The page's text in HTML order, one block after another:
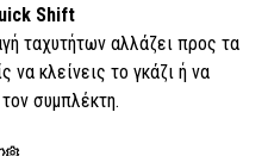
Shift
ταχυτήτων αλλάζει προς τα
κλείνεις το γκάζι ή να
συμπλέκτη.